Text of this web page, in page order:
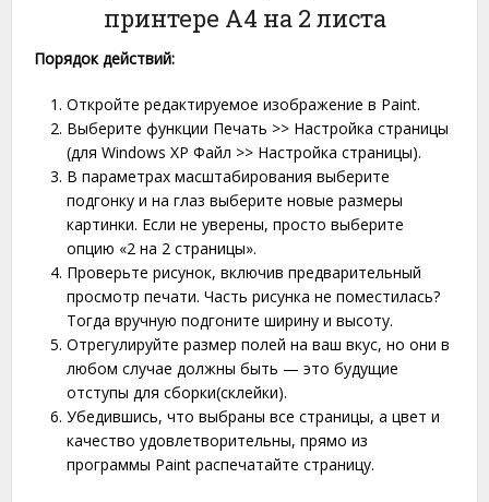
принтере A4 на 2 листа
Порядок действий:
Откройте редактируемое изображение в Paint.
Выберите функции Печать >> Настройка страницы
(для Windows XP Файл >> Настройка страницы).
В параметрах масштабирования выберите
подгонку и на глаз выберите новые размеры
картинки. Если не уверены, просто выберите
опцию «2 на 2 страницы».
Проверьте рисунок, включив предварительный
просмотр печати. Часть рисунка не поместилась?
Тогда вручную подгоните ширину и высоту.
Отрегулируйте размер полей на ваш вкус, но они в
любом случае должны быть — это будущие
отступы для сборки(склейки).
Убедившись, что выбраны все страницы, а цвет и
качество удовлетворительны, прямо из
программы Paint распечатайте страницу.